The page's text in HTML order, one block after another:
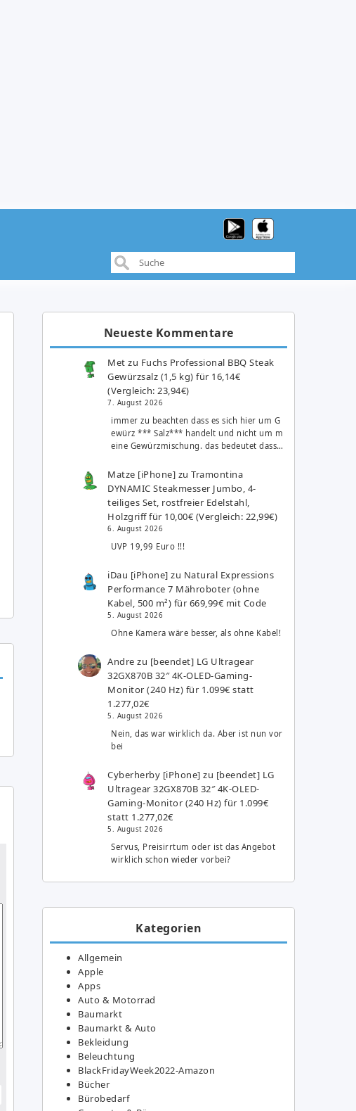
Neueste Kommentare
Met zu Fuchs Professional BBQ Steak
Gewürzsalz (1,5 kg) für 16,14€
(Vergleich: 23,94€)
7. August 2026
immer zu beachten dass es sich hier um G
ewürz *** Salz*** handelt und nicht um m
eine Gewürzmischung. das bedeutet dass…
Matze [iPhone] zuTramontina
DYNAMIC Steakmesser Jumbo, 4-
teiliges Set, rostfreier Edelstahl,
Holzgriff für 10,00€ (Vergleich: 22,99€)
6. August 2026
UVP 19,99 Euro !!!
iDau [iPhone] zu Natural Expressions
Performance 7 Mähroboter (ohne
Kabel, 500 m²) für 669,99€ mit Code
5. August 2026
Ohne Kamera wäre besser, als ohne Kabel!
Andre zu [beendet] LG Ultragear
32GX870B 32″ 4K-OLED-Gaming-
Monitor (240 Hz) für 1.099€ statt
1.277,02€
5. August 2026
Nein, das war wirklich da. Aber ist nun vor
bei
Cyberherby [iPhone] zu [beendet] LG
Ultragear 32GX870B 32″ 4K-OLED-
Gaming-Monitor (240 Hz) für 1.099€
statt 1.277,02€
5. August 2026
Servus, Preisirrtum oder ist das Angebot
wirklich schon wieder vorbei?
Kategorien
Allgemein
Apple
Apps
Auto & Motorrad
Baumarkt
Baumarkt & Auto
Bekleidung
Beleuchtung
BlackFridayWeek2022-Amazon
Bücher
Bürobedarf